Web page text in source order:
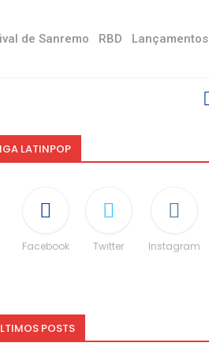
de Sanremo RBD Lançamentos
LATINPOP
Facebook Twitter Instagram
POSTS